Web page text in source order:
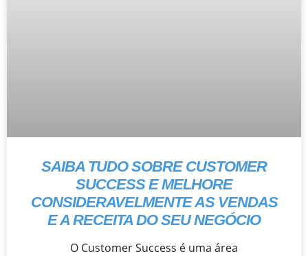
SAIBA TUDO SOBRE CUSTOMER
SUCCESS E MELHORE
CONSIDERAVELMENTE AS VENDAS
E A RECEITA DO SEU NEGÓCIO
O Customer Success é uma área